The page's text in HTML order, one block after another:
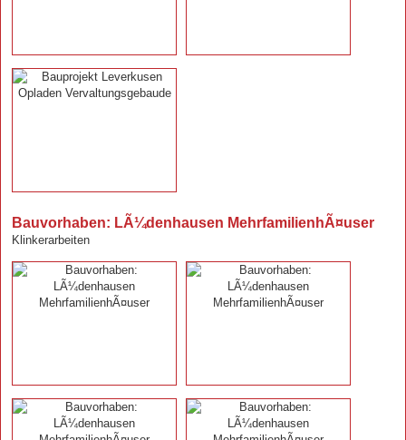
Bauvorhaben: LÃ¼denhausen MehrfamilienhÃ¤user
Klinkerarbeiten